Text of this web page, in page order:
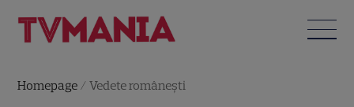
Homepage /Vedete româneşti